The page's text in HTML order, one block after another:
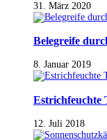
31. März 2020
Belegreife
8. Januar 2019
Estrichfeuchte
12. Juli 2018